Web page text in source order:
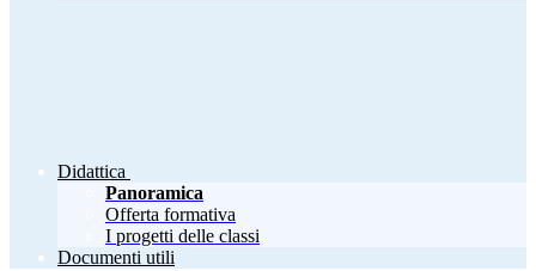
Didattica
Panoramica
Offerta formativa
I progetti delle classi
Documenti utili